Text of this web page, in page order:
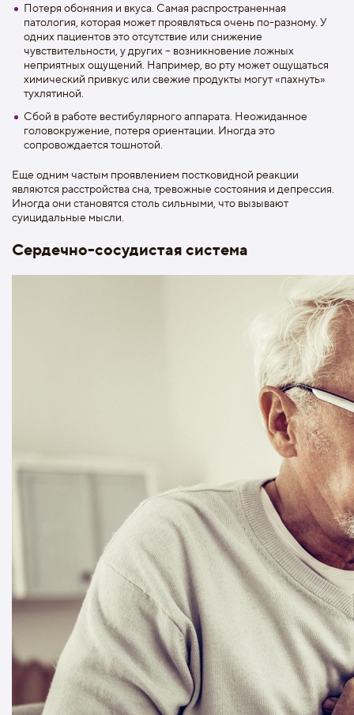
Потеря обоняния и вкуса. Самая распространенная
патология, которая может проявляться очень по-разному. У
одних пациентов это отсутствие или снижение
чувствительности, у других – возникновение ложных
неприятных ощущений. Например, во рту может ощущаться
химический привкус или свежие продукты могут «пахнуть»
тухлятиной.
Сбой в работе вестибулярного аппарата. Неожиданное
головокружение, потеря ориентации. Иногда это
сопровождается тошнотой.
Еще одним частым проявлением постковидной реакции
являются расстройства сна, тревожные состояния и депрессия.
Иногда они становятся столь сильными, что вызывают
суицидальные мысли.
Сердечно-сосудистая система